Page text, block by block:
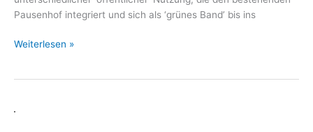
Pau­sen­hof inte­griert und sich als ‘grü­nes Band’ bis ins
Weiterlesen »
Grundschule